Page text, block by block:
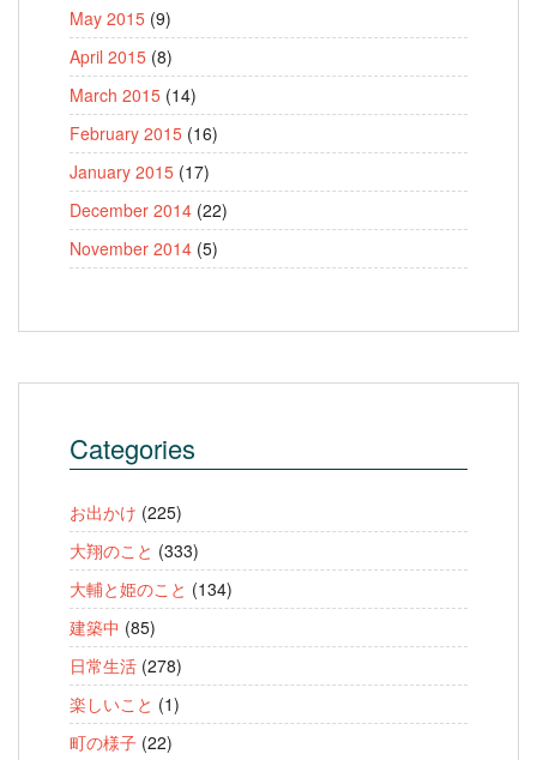
May 2015 (9)
April 2015 (8)
March 2015 (14)
February 2015 (16)
January 2015 (17)
December 2014 (22)
November 2014 (5)
Categories
お出かけ (225)
大翔のこと (333)
大輔と姫のこと (134)
建築中 (85)
日常生活 (278)
楽しいこと (1)
町の様子 (22)